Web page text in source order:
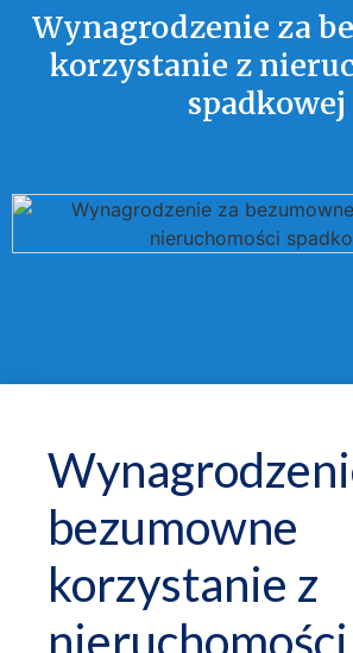
Wynagrodzenie za
korzystanie z
spadkowej
bezumowne
korzystanie z
nieruchomości